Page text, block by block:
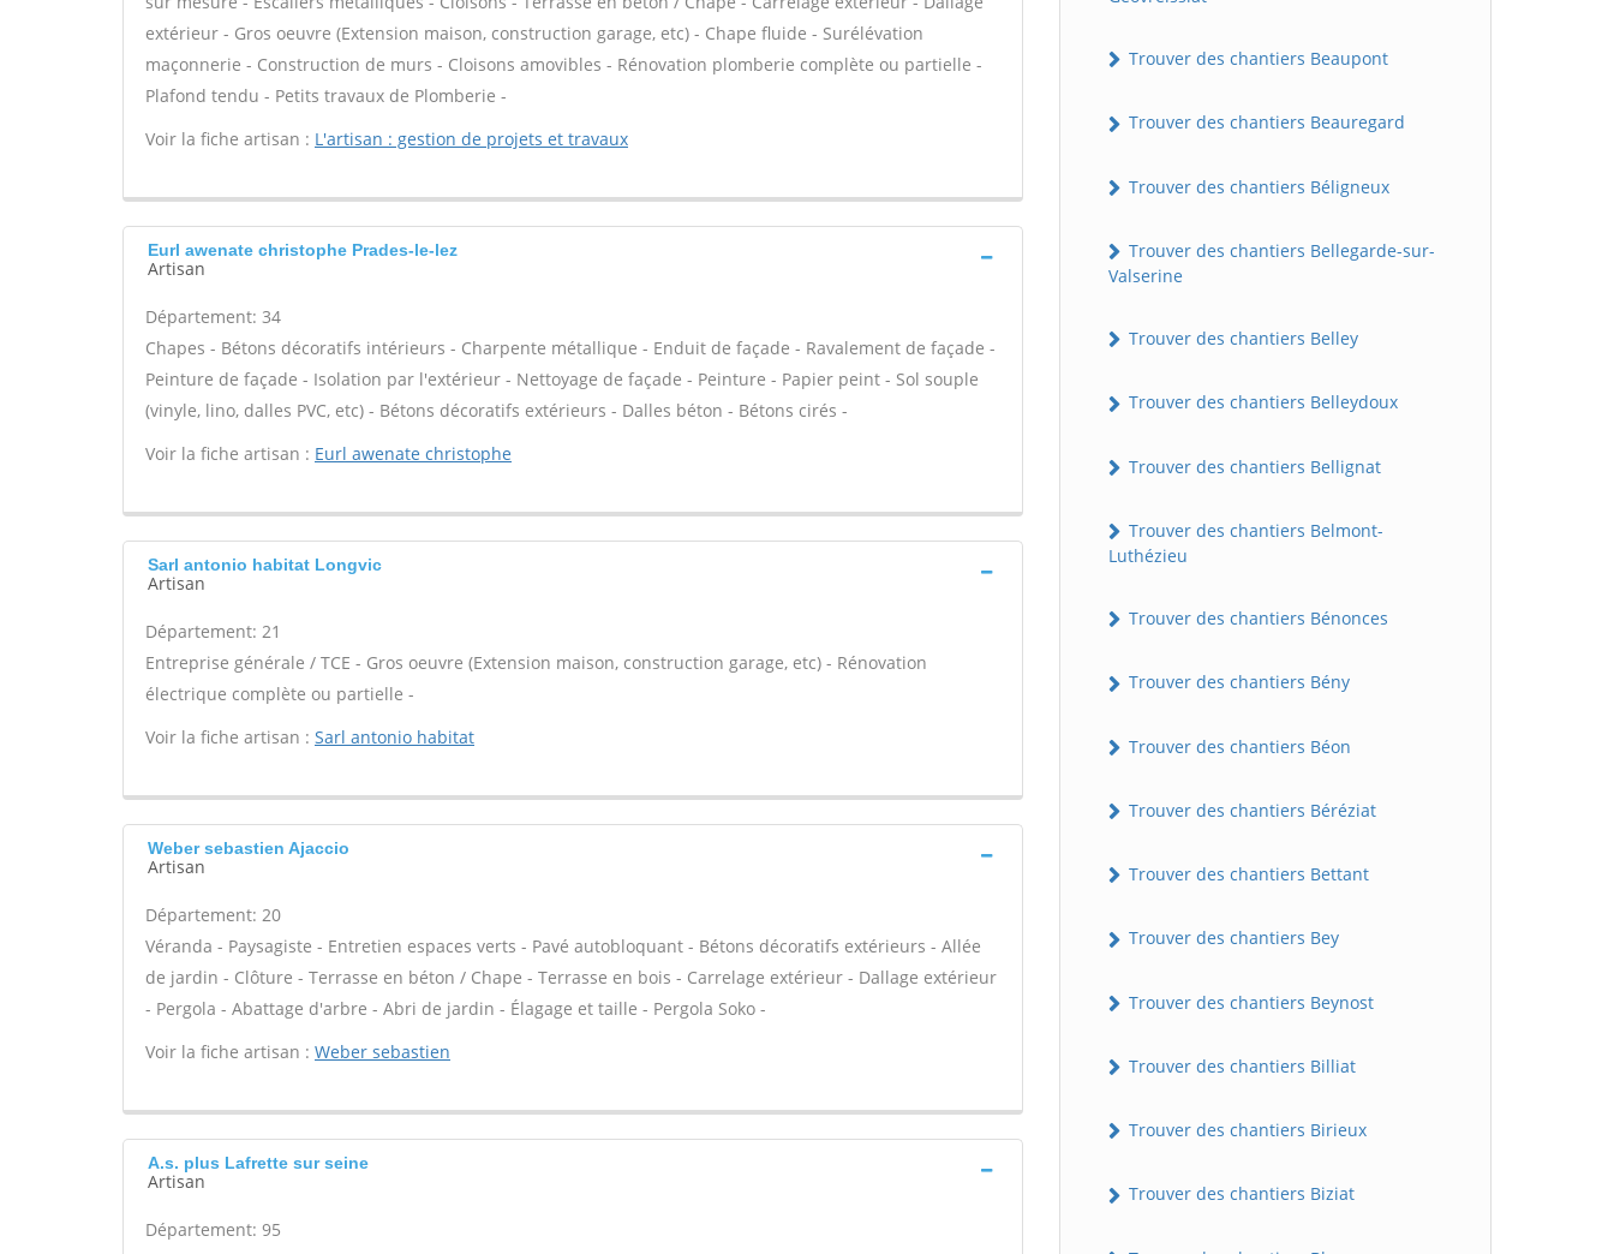
extérieur - Gros oeuvre (Extension maison, construction garage, etc) - Chape fluide - Surélévation
maçonnerie - Construction de murs - Cloisons amovibles - Rénovation plomberie complète ou partielle -
Plafond tendu - Petits travaux de Plomberie -
Voir la fiche artisan : L'artisan : gestion de projets et travaux
Eurl awenate christophe Prades-le-lez
Artisan
Département: 34
Chapes - Bétons décoratifs intérieurs - Charpente métallique - Enduit de façade - Ravalement de façade -
Peinture de façade - Isolation par l'extérieur - Nettoyage de façade - Peinture - Papier peint - Sol souple
(vinyle, lino, dalles PVC, etc) - Bétons décoratifs extérieurs - Dalles béton - Bétons cirés -
Voir la fiche artisan : Eurl awenate christophe
Sarl antonio habitat Longvic
Artisan
Département: 21
Entreprise générale / TCE - Gros oeuvre (Extension maison, construction garage, etc) - Rénovation
électrique complète ou partielle -
Voir la fiche artisan : Sarl antonio habitat
Weber sebastien Ajaccio
Artisan
Département: 20
Véranda - Paysagiste - Entretien espaces verts - Pavé autobloquant - Bétons décoratifs extérieurs - Allée
de jardin - Clôture - Terrasse en béton / Chape - Terrasse en bois - Carrelage extérieur - Dallage extérieur
- Pergola - Abattage d'arbre - Abri de jardin - Élagage et taille - Pergola Soko -
Voir la fiche artisan : Weber sebastien
A.s. plus Lafrette sur seine
Artisan
Département: 95
Trouver des chantiers Beaupont
Trouver des chantiers Beauregard
Trouver des chantiers Béligneux
Trouver des chantiers Bellegarde-sur-
Valserine
Trouver des chantiers Belley
Trouver des chantiers Belleydoux
Trouver des chantiers Bellignat
Trouver des chantiers Belmont-
Luthézieu
Trouver des chantiers Bénonces
Trouver des chantiers Bény
Trouver des chantiers Béon
Trouver des chantiers Béréziat
Trouver des chantiers Bettant
Trouver des chantiers Bey
Trouver des chantiers Beynost
Trouver des chantiers Billiat
Trouver des chantiers Birieux
Trouver des chantiers Biziat